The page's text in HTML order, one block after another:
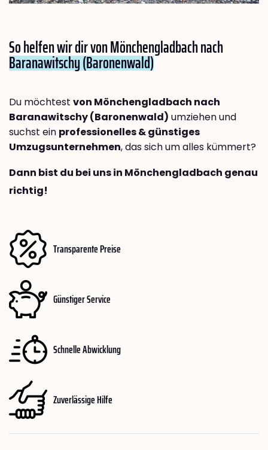
So helfen wir dir von Mönchengladbach nach
Baranawitschy (Baronenwald)
Du möchtest von Mönchengladbach nach
Baranawitschy (Baronenwald) umziehen und
suchst ein professionelles & günstiges
Umzugsunternehmen, das sich um alles kümmert?
Dann bist du bei uns in Mönchengladbach genau
richtig!
Transparente Preise
Günstiger Service
Schnelle Abwicklung
Zuverlässige Hilfe